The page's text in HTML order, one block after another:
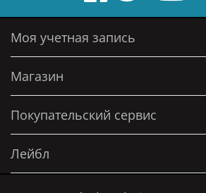
Моя учетная запись
Магазин
Покупательский сервис
Лейбл